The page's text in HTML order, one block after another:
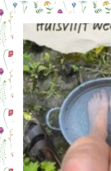
THE
EEN
ZOMER
ALS
PIONIER
IN
1880
–
ZOU
DAT
KUNNEN?